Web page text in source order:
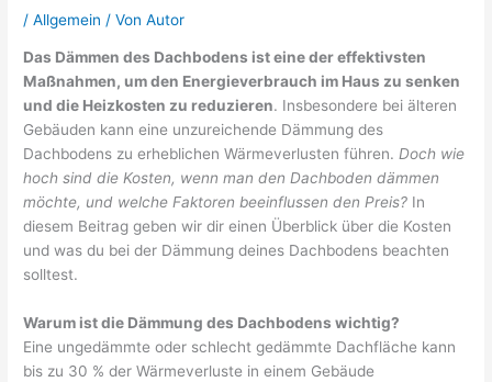
/Allgemein / VonAutor
Das Dämmen des Dachbodens ist eine der effektivsten
Maßnahmen, um den Energieverbrauch im Haus zu senken
und die Heizkosten zu reduzieren. Insbesondere bei älteren
Gebäuden kann eine unzureichende Dämmung des
Dachbodens zu erheblichen Wärmeverlusten führen.Doch wie
hoch sind die Kosten, wenn man den Dachboden dämmen
möchte, und welche Faktoren beeinflussen den Preis? In
diesem Beitrag geben wir dir einen Überblick über die Kosten
und was du bei der Dämmung deines Dachbodens beachten
solltest.
Warum ist die Dämmung des Dachbodens wichtig?
Eine ungedämmte oder schlecht gedämmte Dachfläche kann
bis zu 30 % der Wärmeverluste in einem Gebäude